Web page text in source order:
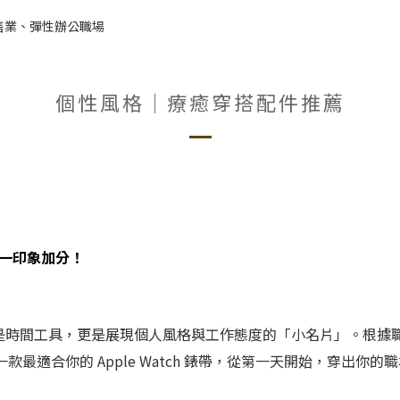
、彈性辦公職場
個性風格｜療癒穿搭配件推薦
印象加分！
間工具，更是展現個人風格與工作態度的「小名片」。根
最適合你的 Apple Watch 錶帶，從第一天開始，穿出你的